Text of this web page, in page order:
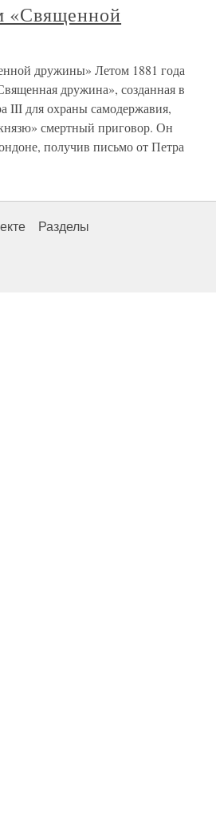
«Священной
дружины» Летом 1881 года
дружина», созданная в
III для охраны самодержавия,
смертный приговор. Он
получив письмо от Петра
Разделы